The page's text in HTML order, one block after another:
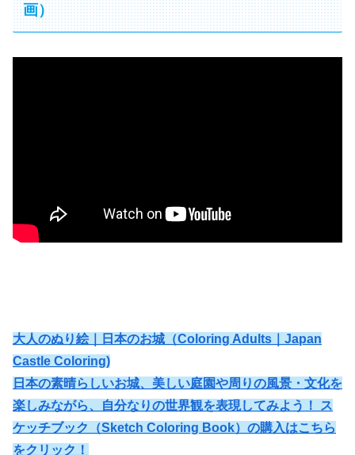
画）
大人のぬり絵｜日本のお城（Coloring Adults｜Japan
Castle Coloring)
日本の素晴らしいお城、美しい庭園や周りの風景・文化を
楽しみながら、自分なりの世界観を表現してみよう！ ス
ケッチブック（Sketch Coloring Book）の購入はこちら
をクリック！